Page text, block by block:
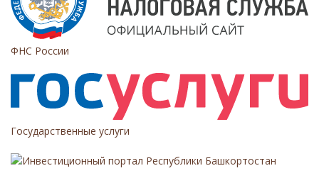
я
ФНС России
Государственные услуги
Инвестиционный портал Республики Башкортостан